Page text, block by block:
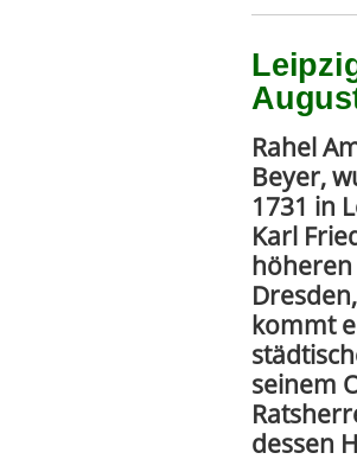
Rahel
Beyer,
1731 in
Karl
kommt
seinem
dessen